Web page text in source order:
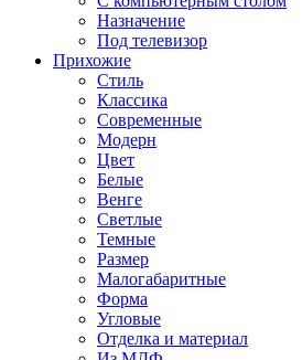
Назначение
Под телевизор
Прихожие
Стиль
Классика
Современные
Модерн
Цвет
Белые
Венге
Светлые
Темные
Размер
Малогабаритные
Форма
Угловые
Отделка и материал